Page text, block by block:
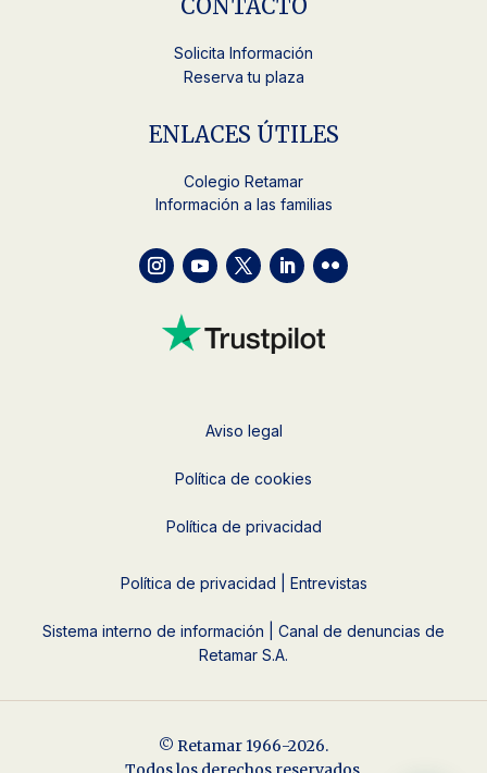
CONTACTO
Solicita Información
Reserva tu plaza
ENLACES ÚTILES
Colegio Retamar
Información a las familias
Aviso legal
Política de cookies
Política de privacidad
Política de privacidad | Entrevistas
Sistema interno de información | Canal de denuncias de
Retamar S.A.
© Retamar 1966-2026.